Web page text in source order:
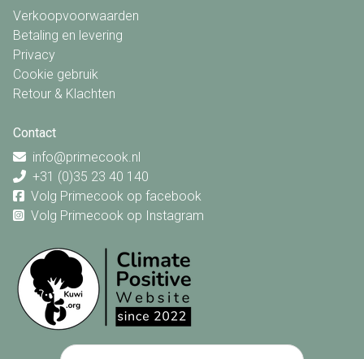
Verkoopvoorwaarden
Betaling en levering
Privacy
Cookie gebruik
Retour & Klachten
Contact
info@primecook.nl
+31 (0)35 23 40 140
Volg Primecook op facebook
Volg Primecook op Instagram